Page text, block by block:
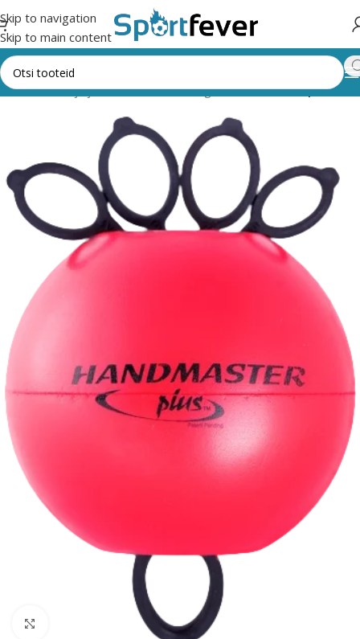
Skip to navigation
Skip to main content
ja jõusaal Muud treeningvahendid Käeekspandrid
Suurendamiseks klõpsake